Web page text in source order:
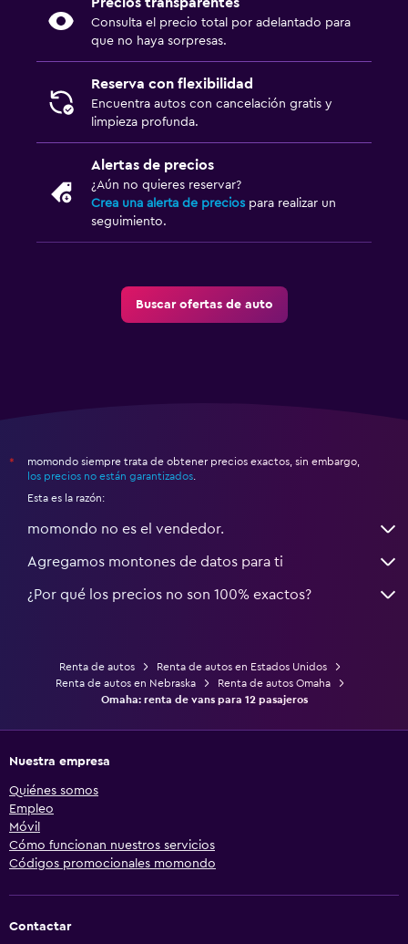
Consulta el precio total por adelantado para
que no haya sorpresas.
Reserva con flexibilidad
Encuentra autos con cancelación gratis y
limpieza profunda.
Alertas de precios
¿Aún no quieres reservar?
Crea una alerta de precios para realizar un
seguimiento.
Buscar ofertas de auto
*
momondo siempre trata de obtener precios exactos, sin embargo,
los precios no están garantizados
Esta es la razón:
momondo no es el vendedor.
Agregamos montones de datos para ti
¿Por qué los precios no son 100% exactos?
Renta de autos
Renta de autos en Estados Unidos
Renta de autos en Nebraska
Renta de autos Omaha
Omaha: renta de vans para 12 pasajeros
Nuestra empresa
Quiénes somos
Empleo
Móvil
Cómo funcionan nuestros servicios
Códigos promocionales momondo
Contactar